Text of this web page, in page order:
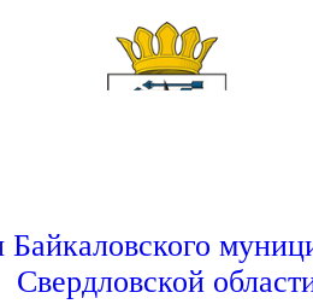
Свердловской